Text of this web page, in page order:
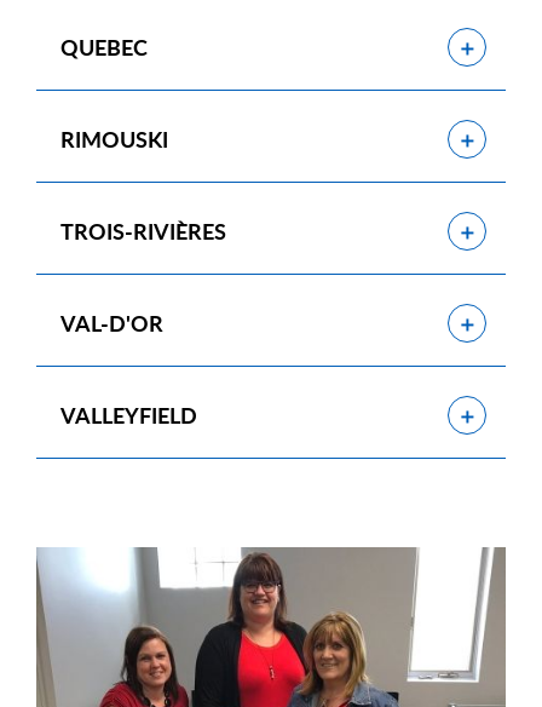
Show
QUEBEC
Show
RIMOUSKI
Show
TROIS-RIVIÈRES
Show
VAL-D'OR
Show
VALLEYFIELD